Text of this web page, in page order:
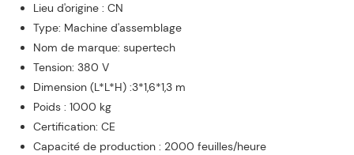
Lieu d'origine : CN
Type: Machine d'assemblage
Nom de marque: supertech
Tension: 380 V
Dimension (L*L*H) :3*1,6*1,3 m
Poids : 1000 kg
Certification: CE
Capacité de production : 2000 feuilles/heure